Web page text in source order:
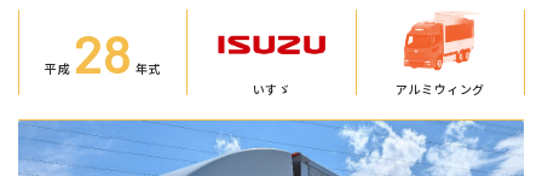
平成 28 年式
いすゞ
アルミウィング